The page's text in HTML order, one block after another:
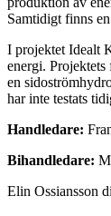
Samtidigt finns
I projektet Idealt
energi.
en
har inte testats
Handledare:
Bihandledare:
Elin Ossiansson